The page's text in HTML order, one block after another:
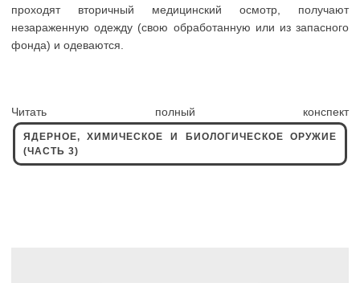
проходят вторичный медицинский осмотр, получают
незараженную одежду (свою обработанную или из запасного
фонда) и одеваются.
Читать полный конспект
ЯДЕРНОЕ, ХИМИЧЕСКОЕ И БИОЛОГИЧЕСКОЕ ОРУЖИЕ
(ЧАСТЬ 3)